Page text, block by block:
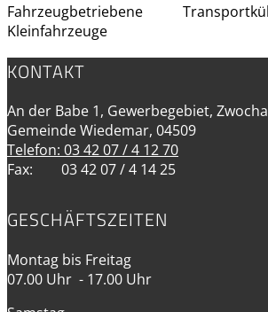
Fahrzeugbetriebene
Kleinfahrzeuge
KONTAKT
An der Babe 1, Gewerbegebiet,
Gemeinde Wiedemar, 04509
Telefon: 03 42 07 / 4 12 70
Fax: 03 42 07 / 4 14 25
GESCHÄFTSZEITEN
Montag bis Freitag
07.00 Uhr - 17.00 Uhr